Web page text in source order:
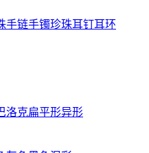
手链手镯珍珠耳钉耳环
洛克扁平形异形